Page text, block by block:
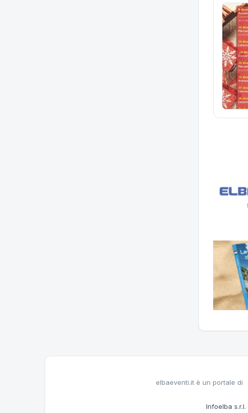
elbaeventi.it è un portale di
Infoelba s.r.l.